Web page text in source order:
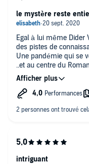
Egal à lui même Dider
des pistes de
Une pandémie qui se voulait une chance et qui finit en fiasco
..et au centre du
très belle lecture ..
le mystère reste
intriguant